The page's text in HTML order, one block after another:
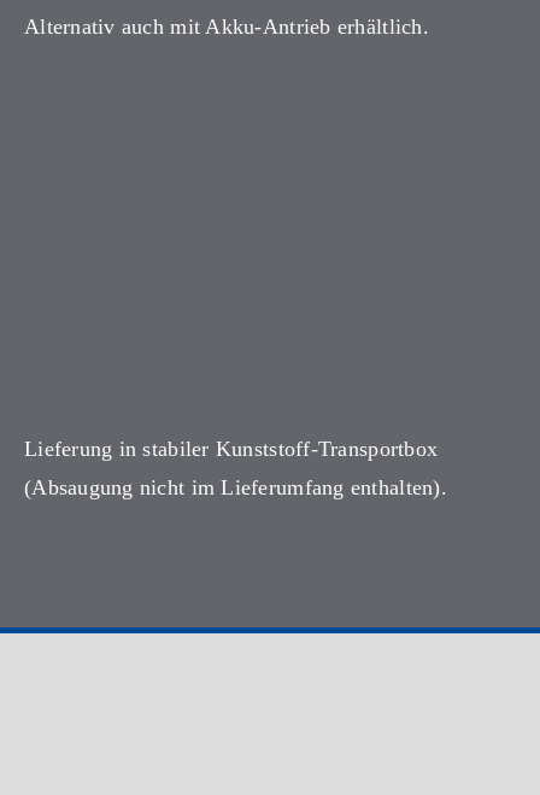
Alternativ auch mit Akku-Antrieb erhältlich.
Lieferung in stabiler Kunststoff-Transportbox
(Absaugung nicht im Lieferumfang enthalten).